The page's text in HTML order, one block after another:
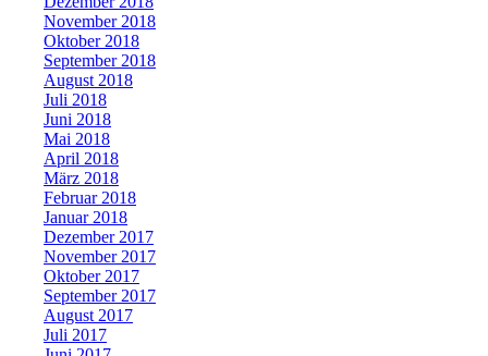
November 2018
Oktober 2018
September 2018
August 2018
Juli 2018
Juni 2018
Mai 2018
April 2018
März 2018
Februar 2018
Januar 2018
Dezember 2017
November 2017
Oktober 2017
September 2017
August 2017
Juli 2017